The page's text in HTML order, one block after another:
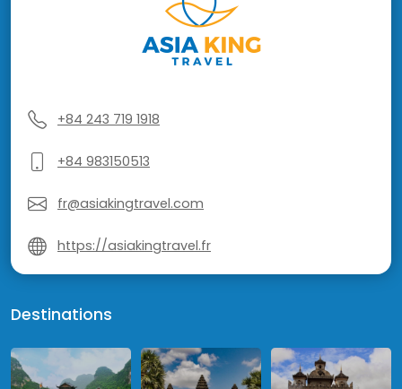
+84 243 719 1918
+84 983150513
fr@asiakingtravel.com
https://asiakingtravel.fr
Destinations